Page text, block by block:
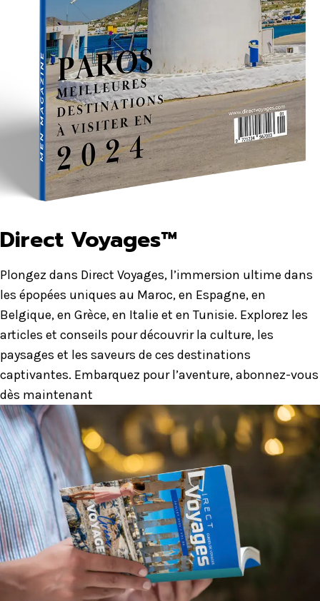
Direct Voyages™
Plongez dans Direct Voyages, l’immersion ultime dans
les épopées uniques au Maroc, en Espagne, en
Belgique, en Grèce, en Italie et en Tunisie. Explorez les
articles et conseils pour découvrir la culture, les
paysages et les saveurs de ces destinations
captivantes. Embarquez pour l’aventure, abonnez-vous
dès maintenant